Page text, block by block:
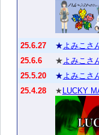
25.6.27 ★よみこさ
25.6.6
★よみこさ
25.5.20
★よみこさ
25.4.28
★ LUCKY